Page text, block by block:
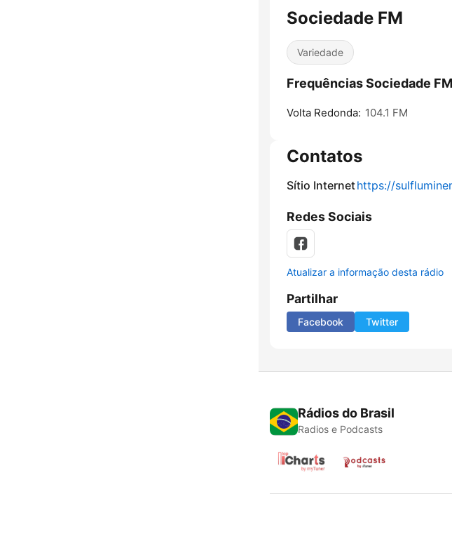
Sociedade FM
Variedade
Frequências Sociedade
Volta Redonda: 104.1 FM
Contatos
Sítio Internethttps://
Redes Sociais
Atualizar a informação desta rádio
Partilhar
Facebook Twitter
Rádios do Brasil
Radios e Podcasts